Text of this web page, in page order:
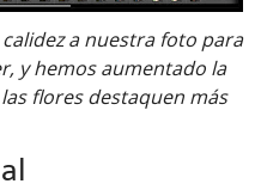
a nuestra foto para
y hemos aumentado la
flores destaquen más